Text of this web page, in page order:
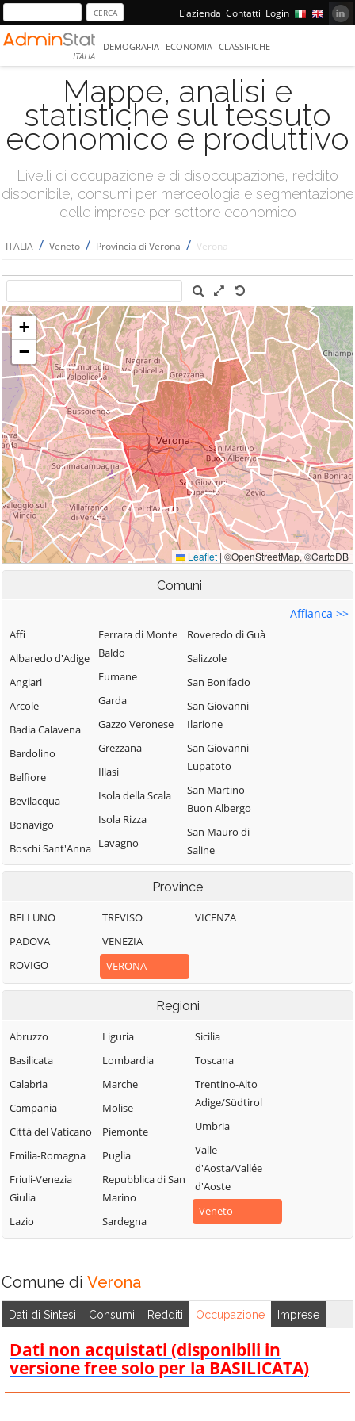
L'azienda Contatti Login
ITALIA
DEMOGRAFIA ECONOMIA CLASSIFICHE
Mappe, analisi e
statistiche sul tessuto
economico e produttivo
Livelli di occupazione e di disoccupazione, reddito
disponibile, consumi per merceologia e segmentazione
delle imprese per settore economico
ITALIA / Veneto / Provincia di Verona / Verona
Comuni
Affianca >>
Affi
Albaredo d'Adige
Angiari
Arcole
Badia Calavena
Bardolino
Belfiore
Bevilacqua
Bonavigo
Boschi Sant'Anna
Bosco
Bovolone
Brentino Belluno
Brenzone sul
Casaleone
Castel d'Azzano
Cazzano di
Tramigna
Cerea
Cologna Veneta
Ferrara di Monte
Baldo
Fumane
Garda
Gazzo Veronese
Grezzana
Illasi
Isola della Scala
Isola Rizza
Lavagno
Lazise
Malcesine
Marano di
Valpolicella
Mezzane di Sotto
Crosara
d'Alpone
Mozzecane
Negrar di
Valpolicella
Nogara
Nogarole Rocca
Oppeano
Peschiera del
Povegliano
Veronese
Roveredo di Guà
Salizzole
San Bonifacio
San Giovanni
Ilarione
San Giovanni
Lupatoto
San Martino
Buon Albergo
San Mauro di
Saline
San Pietro di
Morubio
San Pietro in
San Zeno di
Montagna
Sanguinetto
Valpolicella
Sant'Anna
d'Alfaedo
Selva di Progno
Soave
Sommacampagna
Sona
Sorgà
Terrazzo
Trevenzuolo
Valeggio sul
Mincio
Velo Veronese
Province
BELLUNO
PADOVA
ROVIGO
TREVISO
VENEZIA
VERONA
VICENZA
Regioni
Abruzzo
Basilicata
Calabria
Campania
Città del Vaticano
Emilia-Romagna
Friuli-Venezia
Giulia
Lazio
Liguria
Lombardia
Marche
Molise
Piemonte
Puglia
Repubblica di San
Marino
Sardegna
Sicilia
Toscana
Trentino-Alto
Adige/Südtirol
Umbria
Valle
d'Aosta/Vallée
d'Aoste
Veneto
Comune di Verona
Dati di Sintesi Consumi Redditi Occupazione Imprese
Dati non acquistati (disponibili in
versione free solo per la BASILICATA)